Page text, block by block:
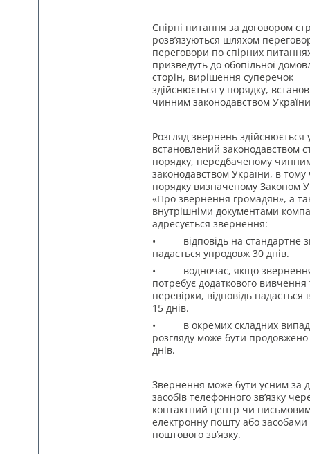
Спірні питання за договором
розв’язуються шляхом
переговори по спірних
призведуть до обопільної
сторін, вирішення суперечок
здійснюється у порядку,
чинним законодавством
Розгляд звернень здійснюється
встановлений законодавством
порядку, передбаченому
законодавством України, в тому
порядку визначеному Законом
«Про звернення громадян», а
внутрішніми документами
адресується звернення:
• відповідь на стандартне
надається упродовж 30 днів.
• водночас, якщо
потребує додаткового вивчення
перевірки, відповідь
15 днів.
• в окремих складних
розгляду може бути
днів.
Звернення може бути усним за
засобів телефонного зв’язку
контактний центр чи
електронну пошту або засобами
поштового зв’язку.